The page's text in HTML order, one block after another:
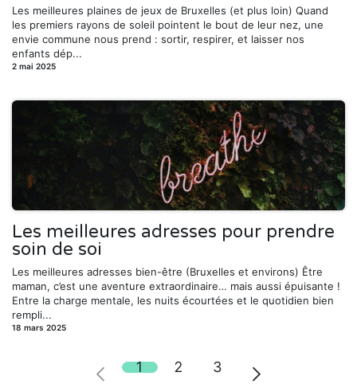
Les meilleures plaines de jeux de Bruxelles (et plus loin) Quand
les premiers rayons de soleil pointent le bout de leur nez, une
envie commune nous prend : sortir, respirer, et laisser nos
enfants dép...
2 mai 2025
Les meilleures adresses pour prendre
soin de soi
Les meilleures adresses bien-être (Bruxelles et environs) Être
maman, c’est une aventure extraordinaire… mais aussi épuisante !
Entre la charge mentale, les nuits écourtées et le quotidien bien
rempli...
18 mars 2025
1 2 3